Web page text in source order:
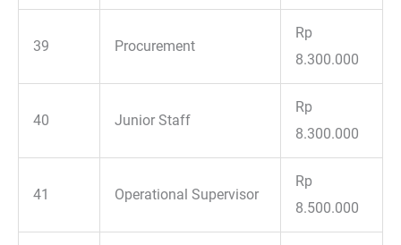
39 Procurement
Rp
8.300.000
40 Junior Staff
Rp
8.300.000
41 Operational Supervisor
Rp
8.500.000